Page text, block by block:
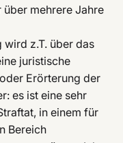
mehrere Jahre
z.T. über das
juristische
Erörterung der
es ist eine sehr
in einem für
Bereich